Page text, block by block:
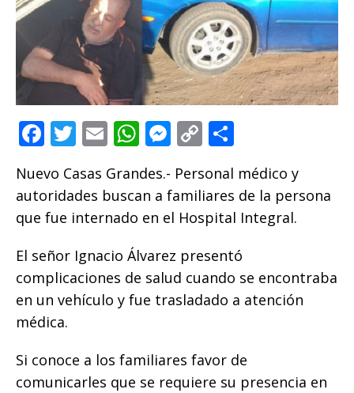
F
c
e
b
o
o
k
T
it
te
r
E
ai
l
W
h
at
s
A
p
p
M
ss
e
n
g
e
r
C
p
y
Li
n
k
m
p
ar
ti
r
Nuevo Casas Grandes.- Personal médico y
autoridades buscan a familiares de la persona
que fue internado en el Hospital Integral.
El señor Ignacio Álvarez presentó
complicaciones de salud cuando se encontraba
en un vehículo y fue trasladado a atención
médica.
Si conoce a los familiares favor de
comunicarles que se requiere su presencia en